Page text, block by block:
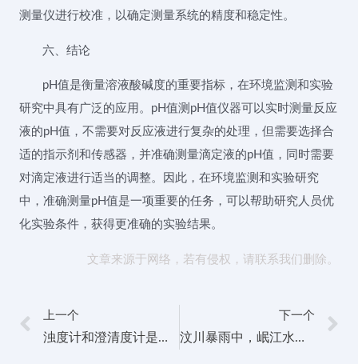
测量仪进行校准，以确定测量系统的精度和稳定性。
六、结论
pH值是衡量溶液酸碱度的重要指标，在环境监测和实验
研究中具有广泛的应用。pH值测pH值仪器可以实时测量反应
液的pH值，不需要对反应液进行复杂的处理，但需要选择合
适的指示剂和传感器，并准确测量滴定液的pH值，同时需要
对滴定液进行适当的调整。因此，在环境监测和实验研究
中，准确测量pH值是一项重要的任务，可以帮助研究人员优
化实验条件，获得更准确的实验结果。
文章来源于网络，若有侵权，请联系我们删除。
上一个
浊度计和澄清度计是一台仪器吗
下一个
汶川暴雨中，岷江水体浊度曾超自来水厂处理能力6倍